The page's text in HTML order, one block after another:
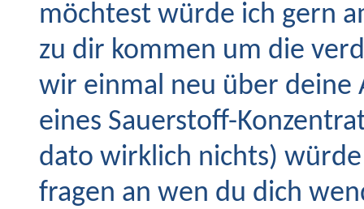
möchtest würde ich gern
zu dir kommen um die
wir einmal neu über deine
eines Sauerstoff-
dato wirklich nichts)
fragen an wen du dich